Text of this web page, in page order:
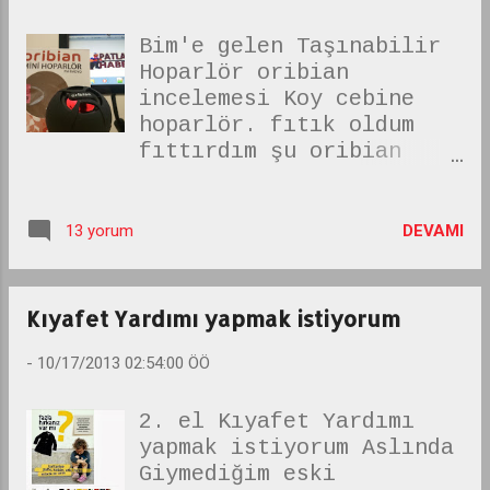
ngiBi...
Bim'e gelen Taşınabilir
Hoparlör oribian
incelemesi Koy cebine
hoparlör. fıtık oldum
fıttırdım şu oribian
koyana kadar kafamdan
telefonu pc tanımadı
videoyu aktarayım gittim
lg pc suite indirdim.
telefonu tanıttık bu
sessiz oynatıyor. gittim
gom player indirdim.
youtube girdim yok ayar
13 yorum DEVAMI
Kıyafet Yardımı yapmak istiyorum
- 10/17/2013 02:54:00 ÖÖ
2. el Kıyafet Yardımı
yapmak istiyorum Aslında
Giymediğim eski